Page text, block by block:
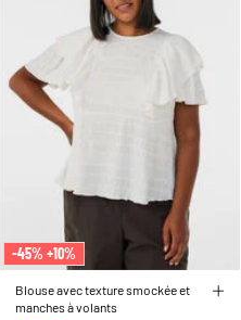
-45% +10%
Blouse avec texture smockée et
manches à volants